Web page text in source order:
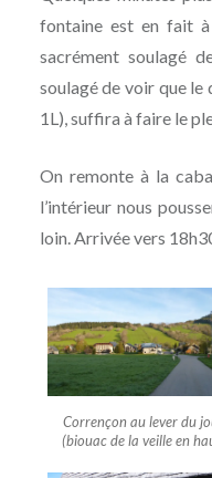
fontaine est en fait
sacrément soulagé
soulagé de voir que
1L), suffira à faire le
On remonte à la
l’intérieur nous
loin. Arrivée vers
Corrençon au lever du
(biouac de la veille en